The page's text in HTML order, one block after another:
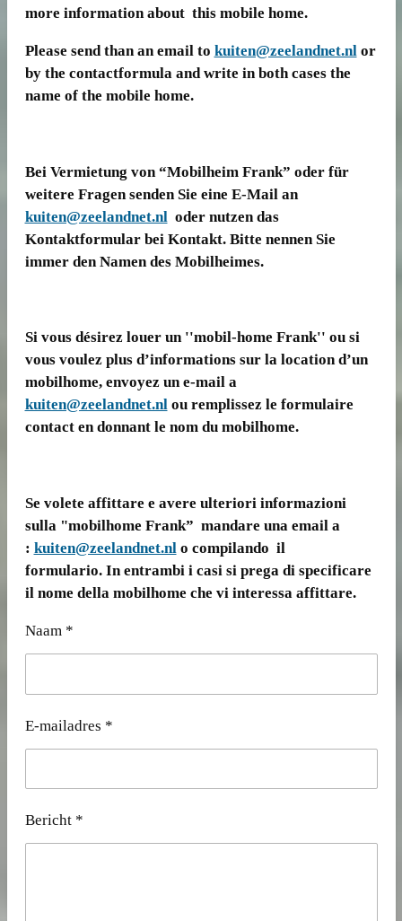
more information about this mobile home.
Please send than an email to kuiten@zeelandnet.nlor
by the contactformula and write in both cases the
name of the mobile home.
Bei Vermietung von “Mobilheim Frank” oder für
weitere Fragen senden Sie eine E-Mail an
kuiten@zeelandnet.nl oder nutzen das
Kontaktformular bei Kontakt. Bitte nennen Sie
immer den Namen des Mobilheimes.
Si vous désirez louer un ''mobil-home Frank'' ou si
vous voulez plus d’informations sur la location d’un
mobilhome, envoyez un e-mail a
kuiten@zeelandnet.nlou remplissez le formulaire
contact en donnant le nom du mobilhome.
Se volete affittare e avere ulteriori informazioni
sulla "mobilhome Frank” mandare una email a
: kuiten@zeelandnet.nlo compilando il
formulario. In entrambi i casi si prega di specificare
il nome della mobilhome che vi interessa affittare.
Naam *
E-mailadres *
Bericht *